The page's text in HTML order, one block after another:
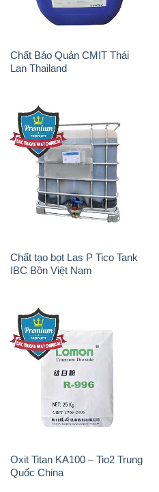
Chất Bảo Quản CMIT Thái
Lan Thailand
Chất tạo bọt Las P Tico Tank
IBC Bồn Việt Nam
Oxit Titan KA100 – Tio2 Trung
Quốc China